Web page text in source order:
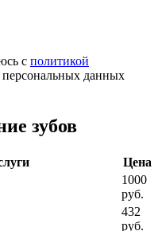
с политикой
персональных данных
зубов
Цена
1000
руб.
432
руб.